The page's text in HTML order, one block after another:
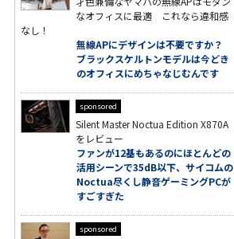
なオフィスに最適 これなら違和感
なし！
無線APにデザインは不要ですか？
ブラックスケルトンモデルは今どき
のオフィスにめちゃなじむんです
sponsored
Silent Master Noctua Edition X870A
をレビュー
ファンが12基もあるのにほとんどの
活用シーンで35dB以下、サイコムの
Noctua尽くし静音ゲーミングPCが
すごすぎた
sponsored